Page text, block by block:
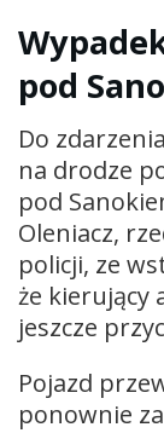
pod
Do
na drodze
pod
Oleniacz,
policji, ze
że kierujący
jeszcze
Pojazd
ponownie